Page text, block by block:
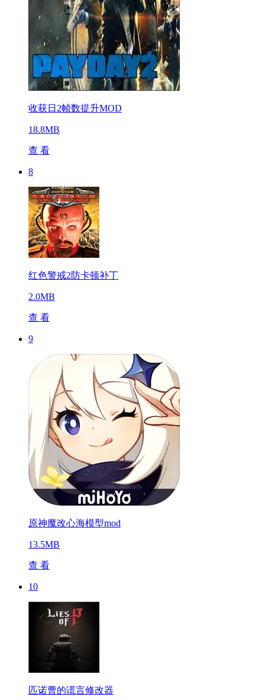
收获日2帧数提升MOD
18.8MB
查 看
8
红色警戒2防卡顿补丁
2.0MB
查 看
9
原神魔改心海模型mod
13.5MB
查 看
10
匹诺曹的谎言修改器